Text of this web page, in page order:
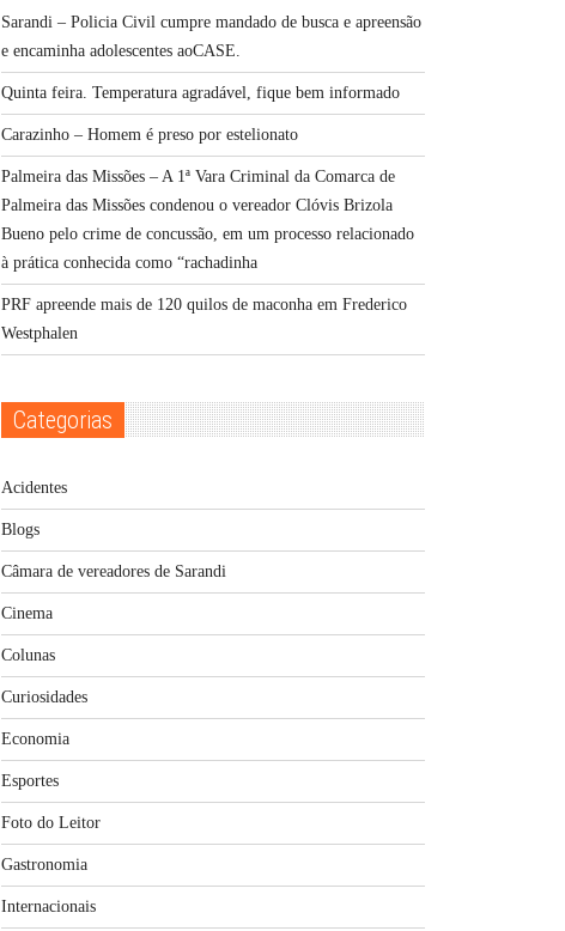
Sarandi – Policia Civil cumpre mandado de busca e apreensão
e encaminha adolescentes aoCASE.
Quinta feira. Temperatura agradável, fique bem informado
Carazinho – Homem é preso por estelionato
Palmeira das Missões – A 1ª Vara Criminal da Comarca de
Palmeira das Missões condenou o vereador Clóvis Brizola
Bueno pelo crime de concussão, em um processo relacionado
à prática conhecida como “rachadinha
PRF apreende mais de 120 quilos de maconha em Frederico
Westphalen
Categorias
Acidentes
Blogs
Câmara de vereadores de Sarandi
Cinema
Colunas
Curiosidades
Economia
Esportes
Foto do Leitor
Gastronomia
Internacionais